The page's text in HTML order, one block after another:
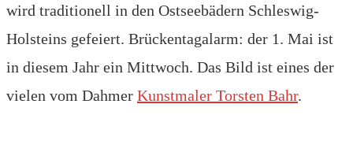
wird traditionell in den Ostseebädern Schleswig-
Holsteins gefeiert. Brückentagalarm: der 1. Mai ist
in diesem Jahr ein Mittwoch. Das Bild ist eines der
vielen vom Dahmer Kunstmaler Torsten Bahr.